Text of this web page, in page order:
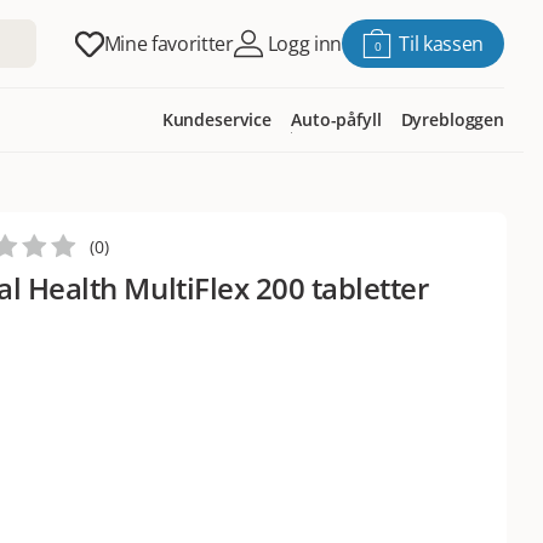
Mine favoritter Logg inn 0 Til kassen
Kundeservice Auto-påfyll Dyrebloggen
Health MultiFlex 200 tabletter
(0)